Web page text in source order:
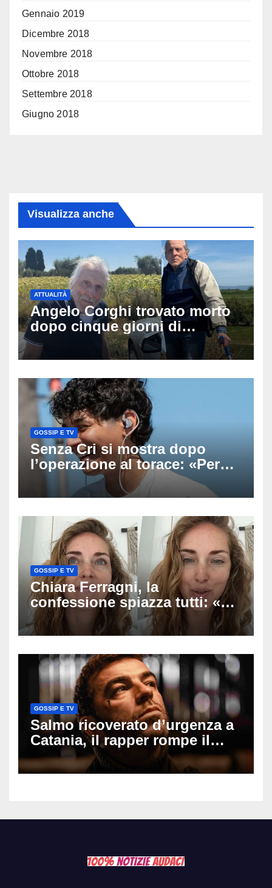
Gennaio 2019
Dicembre 2018
Novembre 2018
Ottobre 2018
Settembre 2018
Giugno 2018
Visualizza anche
ATTUALITÀ
Angelo Corghi trovato morto
dopo cinque giorni di
ricerche: il giallo dell’80enne
scomparso dopo essere
GOSSIP E TV
Senza Cri si mostra dopo
l’operazione al torace: «Per
anni mi sentivo in trappola», il
racconto sul difficile percorso
GOSSIP E TV
Chiara Ferragni, la
confessione spiazza tutti: «Un
mio ex voleva che mi rifacessi
il seno». Poi svela i ritocchi di
GOSSIP E TV
Salmo ricoverato d’urgenza a
Catania, il rapper rompe il
silenzio dopo la notte in
ospedale: come sta e cosa